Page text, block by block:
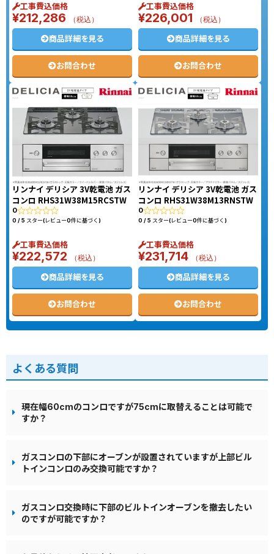
工事費込価格
¥212,286 （税込）
商品詳細を見る
お問合わせ
工事費込価格
¥226,001 （税込）
商品詳細を見る
お問合わせ
リンナイ デリシア 3V乾電池 ガス
コンロ RHS31W38M15RCSTW
0
0 / 5 スター(レビュー0件に基づく)
工事費込価格
¥222,572 （税込）
商品詳細を見る
お問合わせ
リンナイ デリシア 3V乾電池 ガス
コンロ RHS31W38M13RNSTW
0
0 / 5 スター(レビュー0件に基づく)
工事費込価格
¥231,714 （税込）
商品詳細を見る
お問合わせ
よくある質問
現在幅60cmのコンロですが75cmに取替えることは可能で
すか？
ガスコンロの下部にオーブンが設置されていますが上部ビル
トインコンロのみ交換可能ですか？
ガスコンロ交換時に下部のビルトインオーブンを撤去したい
のですが可能ですか？